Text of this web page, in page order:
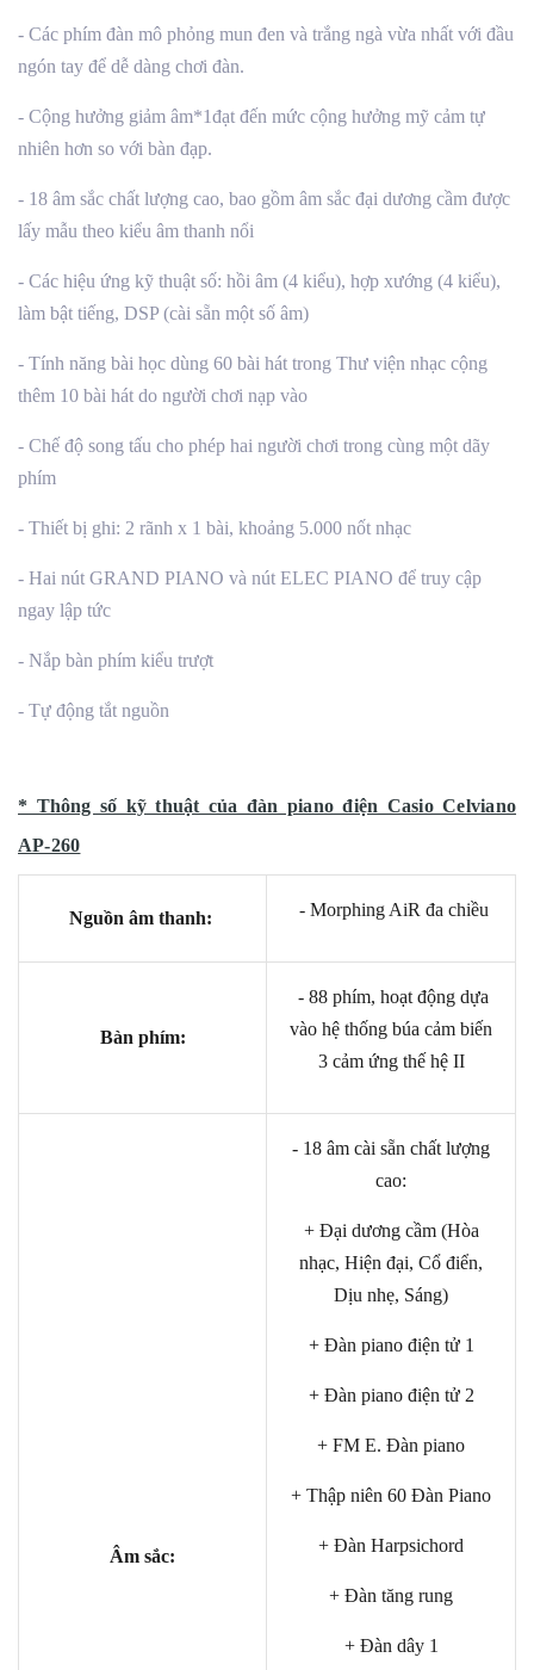
- Các phím đàn mô phỏng mun đen và trắng ngà vừa nhất với đầu
ngón tay để dễ dàng chơi đàn.
- Cộng hưởng giảm âm*1đạt đến mức cộng hưởng mỹ cảm tự
nhiên hơn so với bàn đạp.
- 18 âm sắc chất lượng cao, bao gồm âm sắc đại dương cầm được
lấy mẫu theo kiểu âm thanh nổi
- Các hiệu ứng kỹ thuật số: hồi âm (4 kiểu), hợp xướng (4 kiểu),
làm bật tiếng, DSP (cài sẵn một số âm)
- Tính năng bài học dùng 60 bài hát trong Thư viện nhạc cộng
thêm 10 bài hát do người chơi nạp vào
- Chế độ song tấu cho phép hai người chơi trong cùng một dãy
phím
- Thiết bị ghi: 2 rãnh x 1 bài, khoảng 5.000 nốt nhạc
- Hai nút GRAND PIANO và nút ELEC PIANO để truy cập
ngay lập tức
- Nắp bàn phím kiểu trượt
- Tự động tắt nguồn
* Thông số kỹ thuật của đàn piano điện Casio Celviano
AP-260
Nguồn âm thanh: - Morphing AiR đa chiều
Bàn phím:
- 88 phím, hoạt động dựa
vào hệ thống búa cảm biến
3 cảm ứng thế hệ II
Âm sắc:
- 18 âm cài sẵn chất lượng
cao:
+ Đại dương cầm (Hòa
nhạc, Hiện đại, Cổ điển,
Dịu nhẹ, Sáng)
+ Đàn piano điện tử 1
+ Đàn piano điện tử 2
+ FM E. Đàn piano
+ Thập niên 60 Đàn Piano
+ Đàn Harpsichord
+ Đàn tăng rung
+ Đàn dây 1